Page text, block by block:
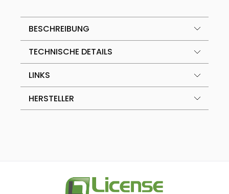
BESCHREIBUNG
TECHNISCHE DETAILS
LINKS
HERSTELLER